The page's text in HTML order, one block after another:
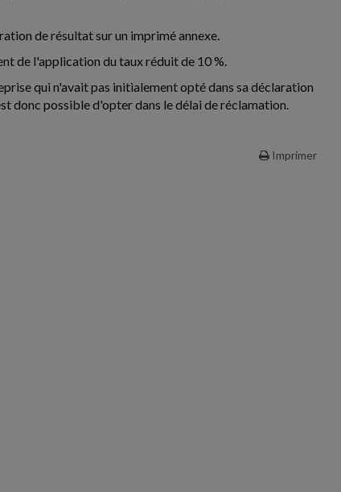
de résultat sur un imprimé annexe.
de l'application du taux réduit de 10 %.
qui n'avait pas initialement opté dans sa déclaration
donc possible d'opter dans le délai de réclamation.
Imprimer